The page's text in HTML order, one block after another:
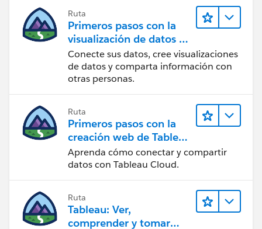
Ruta
Primeros pasos con la
visualización de datos en
Tableau Desktop
Conecte sus datos, cree visualizaciones
de datos y comparta información con
otras personas.
Ruta
Primeros pasos con la
creación web de Tableau
Cloud
Aprenda cómo conectar y compartir
datos con Tableau Cloud.
Ruta
Tableau: Ver,
comprender y tomar